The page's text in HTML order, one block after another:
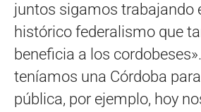
juntos sigamos trabajando
histórico federalismo que
beneficia a los
teníamos una Córdoba
pública, por ejemplo, hoy